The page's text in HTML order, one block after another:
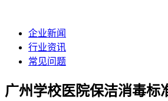
企业新闻
行业资讯
常见问题
广州学校医院保洁消毒标